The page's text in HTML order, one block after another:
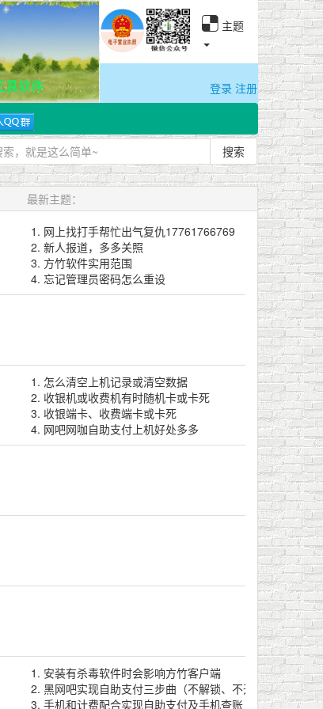
主题
登录 注册
搜索
最新主题：
网上找打手帮忙出气复仇17761766769
新人报道，多多关照
方竹软件实用范围
忘记管理员密码怎么重设
怎么清空上机记录或清空数据
收银机或收费机有时随机卡或卡死
收银端卡、收费端卡或卡死
网吧网咖自助支付上机好处多多
安装有杀毒软件时会影响方竹客户端
黑网吧实现自助支付三步曲（不解锁、不开机）
手机和计费配合实现自助支付及手机查账